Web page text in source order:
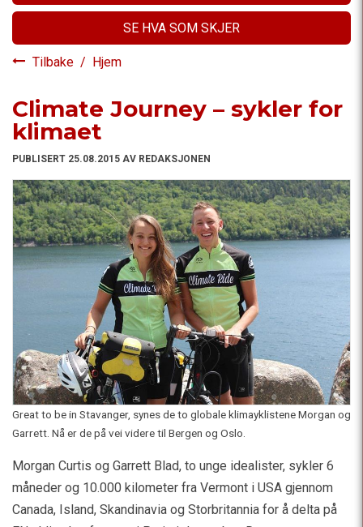
SE HVA SOM SKJER
Tilbake / Hjem
Climate Journey – sykler for
klimaet
PUBLISERT 25.08.2015 AV REDAKSJONEN
Great to be in Stavanger, synes de to globale klimayklistene Morgan og
Garrett. Nå er de på vei videre til Bergen og Oslo.
Morgan Curtis og Garrett Blad, to unge idealister, sykler 6
måneder og 10.000 kilometer fra Vermont i USA gjennom
Canada, Island, Skandinavia og Storbritannia for å delta på